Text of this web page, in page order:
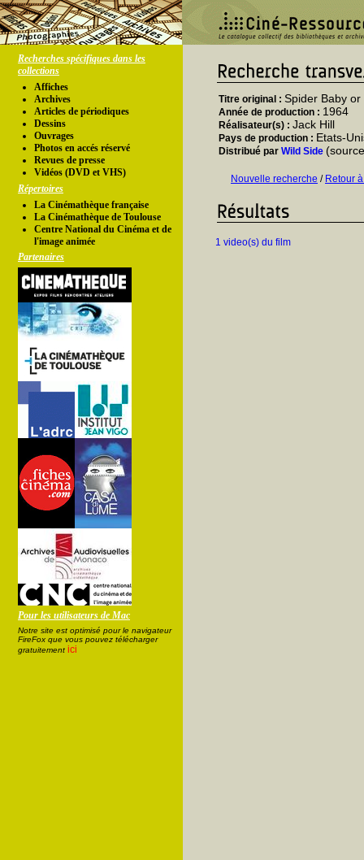
Recherches spécifiques dans les
collections
Affiches
Archives
Articles de périodiques
Dessins
Ouvrages
Photos en accés réservé
Revues de presse
Vidéos (DVD et VHS)
Répertoires
La Cinémathèque française
La Cinémathèque de Toulouse
Centre National du Cinéma et de
l'image animée
Partenaires
Pour les utilisateurs de Mac
Notre site est optimisé pour le navigateur
FireFox que vous pouvez télécharger
gratuitement ici
Titre original : Spider Baby
Année de production : 1964
Réalisateur(s) : Jack Hill
Pays de production : Etats-
Distribué par Wild Side
Nouvelle recherche / Retour
1 video(s) du film